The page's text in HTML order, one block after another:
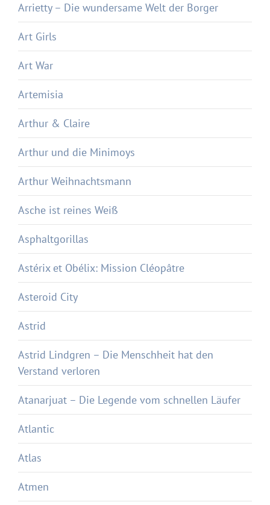
Arrietty – Die wundersame Welt der Borger
Art Girls
Art War
Artemisia
Arthur & Claire
Arthur und die Minimoys
Arthur Weihnachtsmann
Asche ist reines Weiß
Asphaltgorillas
Astérix et Obélix: Mission Cléopâtre
Asteroid City
Astrid
Astrid Lindgren – Die Menschheit hat den
Verstand verloren
Atanarjuat – Die Legende vom schnellen Läufer
Atlantic
Atlas
Atmen